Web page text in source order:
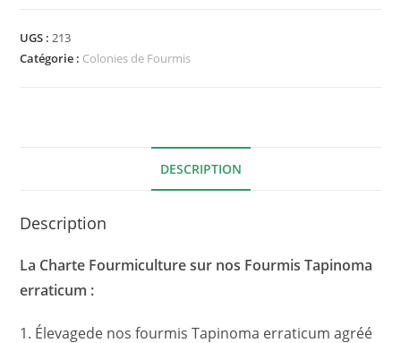
UGS :213
Catégorie : Colonies de Fourmis
DESCRIPTION
Description
La Charte Fourmiculture sur nos Fourmis Tapinoma
erraticum :
1. Élevagede nos fourmis Tapinoma erraticum agréé